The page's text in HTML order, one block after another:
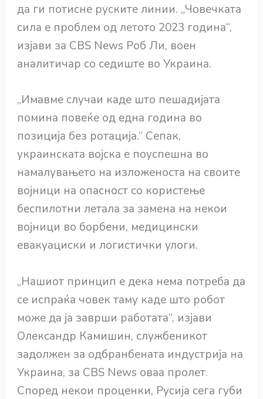
да ги потисне руските линии. „Човечката
сила е проблем од летото 2023 година“,
изјави за CBS News Роб Ли, воен
аналитичар со седиште во Украина.
„Имавме случаи каде што пешадијата
помина повеќе од една година во
позиција без ротација.“ Сепак,
украинската војска е поуспешна во
намалувањето на изложеноста на своите
војници на опасност со користење
беспилотни летала за замена на некои
војници во борбени, медицински
евакуациски и логистички улоги.
„Нашиот принцип е дека нема потреба да
се испраќа човек таму каде што робот
може да ја заврши работата“, изјави
Олександр Камишин, службеникот
задолжен за одбранбената индустрија на
Украина, за CBS News оваа пролет.
Според некои проценки, Русија сега губи